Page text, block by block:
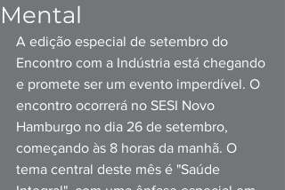
Mental
A edição especial de setembro do
Encontro com a Indústria está chegando
e promete ser um evento imperdível. O
encontro ocorrerá no SESI Novo
Hamburgo no dia 26 de setembro,
começando às 8 horas da manhã. O
tema central deste mês é "Saúde